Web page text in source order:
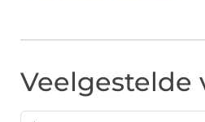
Veelgestelde